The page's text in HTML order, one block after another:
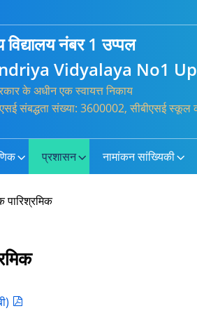
विद्यालय नंबर 1 उप्पल
Vidyalaya No1
के अधीन एक स्वायत्त निकाय
संबद्धता संख्या: 3600002, सीबीएसई
प्रशासन नामांकन सांख्यिकी
पारिश्रमिक